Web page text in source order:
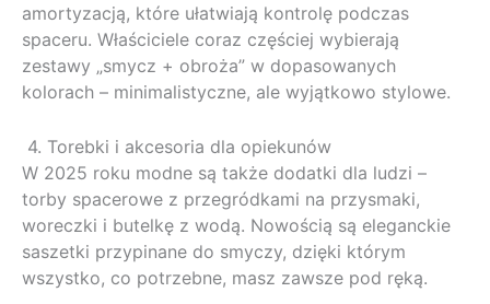
amortyzacją, które ułatwiają kontrolę podczas
spaceru. Właściciele coraz częściej wybierają
zestawy „smycz + obroża” w dopasowanych
kolorach – minimalistyczne, ale wyjątkowo stylowe.
4. Torebki i akcesoria dla opiekunów
W 2025 roku modne są także dodatki dla ludzi –
torby spacerowe z przegródkami na przysmaki,
woreczki i butelkę z wodą. Nowością są eleganckie
saszetki przypinane do smyczy, dzięki którym
wszystko, co potrzebne, masz zawsze pod ręką.